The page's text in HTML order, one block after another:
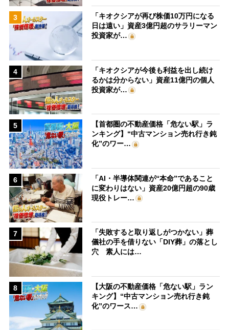
3
「キオクシアが再び株価10万円になる
日は遠い」資産3億円超のサラリーマン
投資家が…
4
「キオクシアが今後も利益を出し続け
るかは分からない」資産11億円の個人
投資家が…
5
【首都圏の不動産価格「危ない駅」ラ
ンキング】“中古マンション売れ行き鈍
化”のワー…
6
「AI・半導体関連が“本命”であること
に変わりはない」資産20億円超の90歳
現役トレー…
7
「失敗すると取り返しがつかない」葬
儀社の手を借りない「DIY葬」の落とし
穴 素人には…
8
【大阪の不動産価格「危ない駅」ラン
キング】“中古マンション売れ行き鈍
化”のワース…